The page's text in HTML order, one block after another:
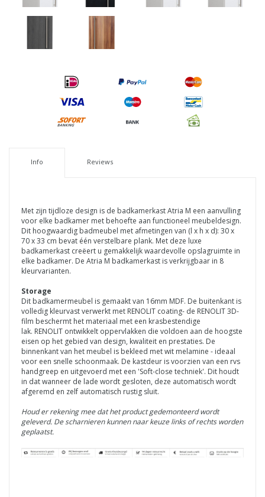
Info Reviews
Met zijn tijdloze design is de badkamerkast Atria M een aanvulling
voor elke badkamer met behoefte aan functioneel meubeldesign.
Dit hoogwaardig badmeubel met afmetingen van (l x h x d): 30 x
70 x 33 cm bevat één verstelbare plank. Met deze luxe
badkamerkast creëert u gemakkelijk waardevolle opslagruimte in
elke badkamer. De Atria M badkamerkast is verkrijgbaar in 8
kleurvarianten.
Storage
Dit badkamermeubel is gemaakt van 16mm MDF. De buitenkant is
volledig kleurvast verwerkt met RENOLIT coating- de RENOLIT3D-
film beschermt het materiaal met een krasbestendige
lak. RENOLIT ontwikkelt oppervlakken die voldoen aan de hoogste
eisen op het gebied van design, kwaliteit en prestaties. De
binnenkant van het meubel is bekleed met wit melamine - ideaal
voor een snelle schoonmaak. De kastdeur is voorzien van een rvs
handgreep en uitgevoerd met een 'Soft-close techniek'. Dit houdt
in dat wanneer de lade wordt gesloten, deze automatisch wordt
afgeremd en zelf automatisch rustig sluit.
Houd er rekening mee dat het product gedemonteerd wordt
geleverd. De scharnieren kunnen naar keuze links of rechts worden
geplaatst.